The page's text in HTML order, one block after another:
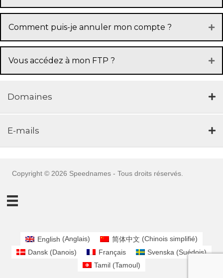
Comment puis-je annuler mon compte ?
Vous accédez à mon FTP ?
Domaines
E-mails
Copyright © 2026 Speednames - Tous droits réservés.
English (Anglais) 简体中文 (Chinois simplifié)
Dansk (Danois) Français Svenska (Suédois)
Tamil (Tamoul)